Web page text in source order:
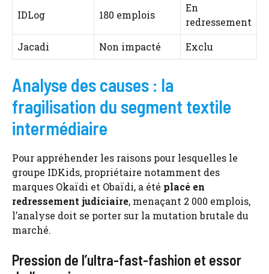
IDLog 180 emplois
En
redressement
Jacadi
Non impacté Exclu
Analyse des causes : la
fragilisation du segment textile
intermédiaire
Pour appréhender les raisons pour lesquelles le
groupe IDKids, propriétaire notamment des
marques Okaïdi et Obaïdi, a été placé en
redressement judiciaire, menaçant 2 000 emplois,
l’analyse doit se porter sur la mutation brutale du
marché.
Pression de l’ultra-fast-fashion et essor